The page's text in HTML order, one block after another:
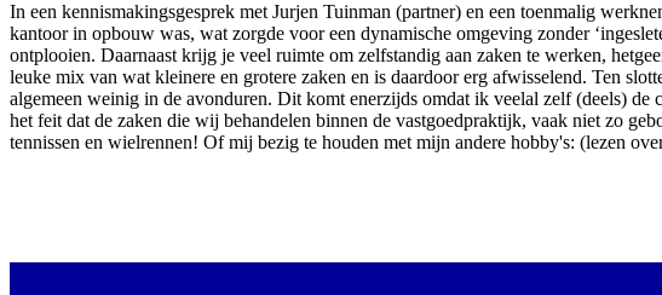
In een kennismakingsgesprek met Jurjen Tuinman (partner) en een toenmalig
kantoor in opbouw was, wat zorgde voor een dynamische omgeving zonder
ontplooien. Daarnaast krijg je veel ruimte om zelfstandig aan zaken te werken,
leuke mix van wat kleinere en grotere zaken en is daardoor erg afwisselend. Ten
algemeen weinig in de avonduren. Dit komt enerzijds omdat ik veelal zelf (deels) de
het feit dat de zaken die wij behandelen binnen de vastgoedpraktijk, vaak niet zo
tennissen en wielrennen! Of mij bezig te houden met mijn andere hobby's: (lezen